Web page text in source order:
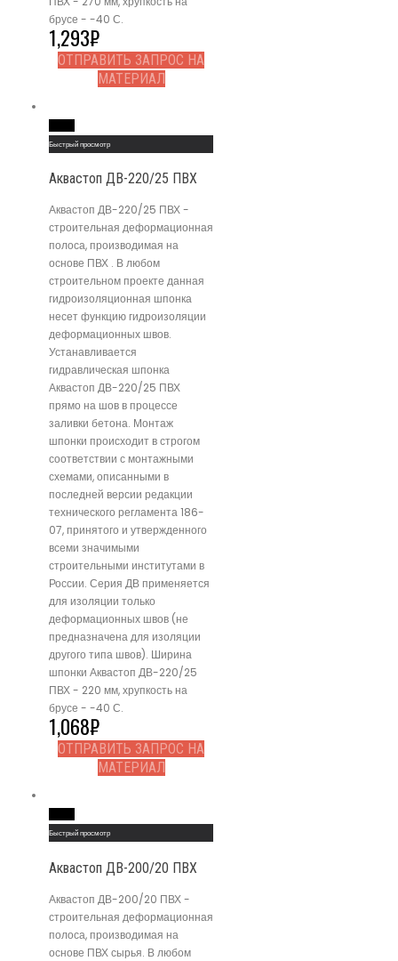
брусе - -40 С.
1,293₽
ОТПРАВИТЬ ЗАПРОС НА
МАТЕРИАЛ
Быстрый просмотр
Аквастоп ДВ-220/25 ПВХ
Аквастоп ДВ-220/25 ПВХ -
строительная деформационная
полоса, производимая на
основе ПВХ . В любом
строительном проекте данная
гидроизоляционная шпонка
несет функцию гидроизоляции
деформационных швов.
Устанавливается
гидравлическая шпонка
Аквастоп ДВ-220/25 ПВХ
прямо на шов в процессе
заливки бетона. Монтаж
шпонки происходит в строгом
соответствии с монтажными
схемами, описанными в
последней версии редакции
технического регламента 186-
07, принятого и утвержденного
всеми значимыми
строительными институтами в
России. Серия ДВ применяется
для изоляции только
деформационных швов (не
предназначена для изоляции
другого типа швов). Ширина
шпонки Аквастоп ДВ-220/25
ПВХ - 220 мм, хрупкость на
брусе - -40 С.
1,068₽
ОТПРАВИТЬ ЗАПРОС НА
МАТЕРИАЛ
Быстрый просмотр
Аквастоп ДВ-200/20 ПВХ
Аквастоп ДВ-200/20 ПВХ -
строительная деформационная
полоса, производимая на
основе ПВХ сырья. В любом